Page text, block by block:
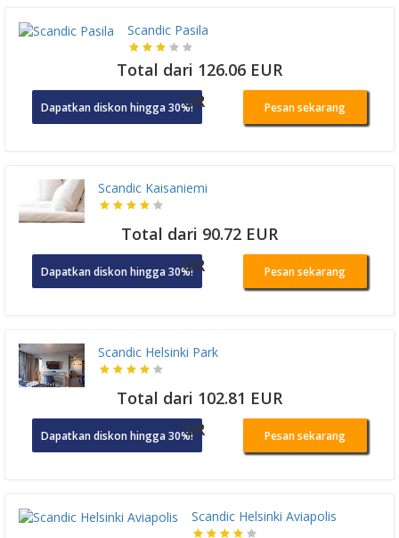
Scandic Pasila
Total dari 126.06 EUR
Dapatkan diskon hingga 30%!OR Pesan sekarang
Scandic Kaisaniemi
Total dari 90.72 EUR
Dapatkan diskon hingga 30%!OR Pesan sekarang
Scandic Helsinki Park
Total dari 102.81 EUR
Dapatkan diskon hingga 30%!OR Pesan sekarang
Scandic Helsinki Aviapolis